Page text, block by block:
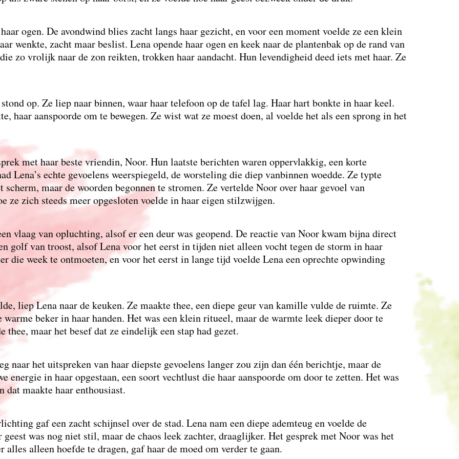
ogen. De avondwind blies zacht langs haar gezicht, en voor een moment voelde ze een klein
wenkte, zacht maar beslist. Lena opende haar ogen en keek naar de plantenbak op de rand van
zo vrolijk naar de zon reikten, trokken haar aandacht. Hun levendigheid deed iets met haar. Ze
op. Ze liep naar binnen, waar haar telefoon op de tafel lag. Haar hart bonkte in haar keel.
haar aanspoorde om te bewegen. Ze wist wat ze moest doen, al voelde het als een sprong in het
met haar beste vriendin, Noor. Hun laatste berichten waren oppervlakkig, een korte
Lena’s echte gevoelens weerspiegeld, de worsteling die diep vanbinnen woedde. Ze typte
maar de woorden begonnen te stromen. Ze vertelde Noor over haar gevoel van
ze zich steeds meer opgesloten voelde in haar eigen stilzwijgen.
vlaag van opluchting, alsof er een deur was geopend. De reactie van Noor kwam bijna direct
golf van troost, alsof Lena voor het eerst in tijden niet alleen vocht tegen de storm in haar
die week te ontmoeten, en voor het eerst in lange tijd voelde Lena een oprechte opwinding
liep Lena naar de keuken. Ze maakte thee, een diepe geur van kamille vulde de ruimte. Ze
beker in haar handen. Het was een klein ritueel, maar de warmte leek dieper door te
maar het besef dat ze eindelijk een stap had gezet.
naar het uitspreken van haar diepste gevoelens langer zou zijn dan één berichtje, maar de
energie in haar opgestaan, een soort vechtlust die haar aanspoorde om door te zetten. Het was
dat maakte haar enthousiast.
gaf een zacht schijnsel over de stad. Lena nam een diepe ademteug en voelde de
was nog niet stil, maar de chaos leek zachter, draaglijker. Het gesprek met Noor was het
alleen hoefde te dragen, gaf haar de moed om verder te gaan.